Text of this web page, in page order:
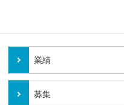
業績
募集